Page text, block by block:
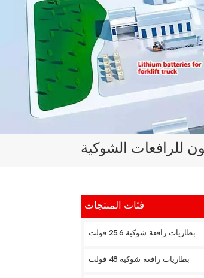
للرافعات الشوكية
فئات المنتجات
بطاريات رافعة شوكية 25.6 فولت
بطاريات رافعة شوكية 48 فولت